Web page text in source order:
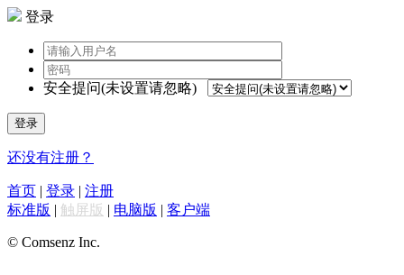
登录
安全提问(未设置请忽略)
登录
还没有注册？
首页 | 登录 | 注册
标准版 | 触屏版 | 电脑版 | 客户端
© Comsenz Inc.